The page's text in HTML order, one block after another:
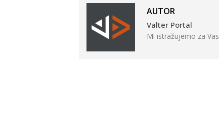
AUTOR
Valter Portal
Mi istražujemo za Vas